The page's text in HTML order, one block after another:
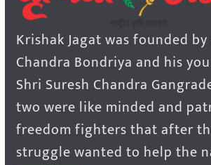
Krishak Jagat was founded
Chandra Bondriya and his
Shri Suresh Chandra
two were like minded and
freedom fighters that after
struggle wanted to help the